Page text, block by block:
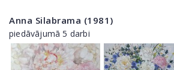
Anna Silabrama (1981)
piedāvājumā 5 darbi